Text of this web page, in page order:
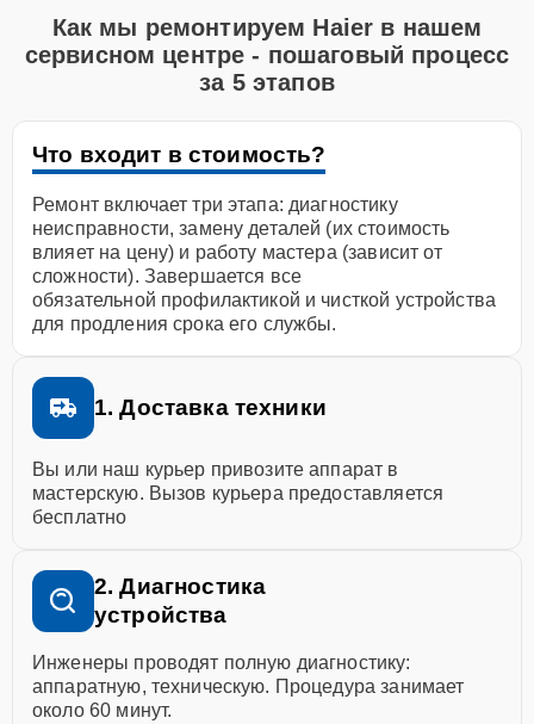
Как мы ремонтируем Haier в нашем
сервисном центре - пошаговый процесс
за 5 этапов
Что входит в стоимость?
Ремонт включает три этапа: диагностику
неисправности, замену деталей (их стоимость
влияет на цену) и работу мастера (зависит от
сложности). Завершается все
обязательной профилактикой и чисткой устройства
для продления срока его службы.
1. Доставка техники
Вы или наш курьер привозите аппарат в
мастерскую. Вызов курьера предоставляется
бесплатно
2. Диагностика
устройства
Инженеры проводят полную диагностику:
аппаратную, техническую. Процедура занимает
около 60 минут.